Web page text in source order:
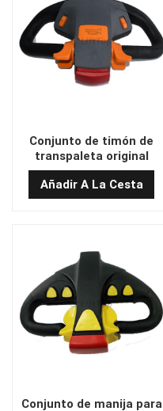
Conjunto de timón de
transpaleta original
TEMO-200
Añadir A La Cesta
Conjunto de manija para